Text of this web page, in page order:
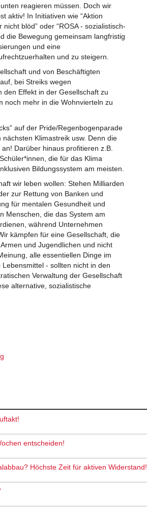
reagieren müssen. Doch wir
aktiv! In Initiativen wie “Aktion
nicht blöd” oder “ROSA - sozialistisch-
die Bewegung gemeinsam langfristig
und eine
und zu steigern.
und von Beschäftigten
bei Streiks wegen
den Effekt in der Gesellschaft zu
noch mehr in die Wohnvierteln zu
auf der Pride/Regenbogenparade
Klimastreik usw. Denn die
Darüber hinaus profitieren z.B.
die für das Klima
Bildungssystem am meisten.
wir leben wollen: Stehen Milliarden
zur Rettung von Banken und
für mentalen Gesundheit und
Menschen, die das System am
während Unternehmen
kämpfen für eine Gesellschaft, die
und Jugendlichen und nicht
alle essentiellen Dinge im
- sollten nicht in den
Verwaltung der Gesellschaft
alternative, sozialistische
entscheiden!
Höchste Zeit für aktiven Widerstand!